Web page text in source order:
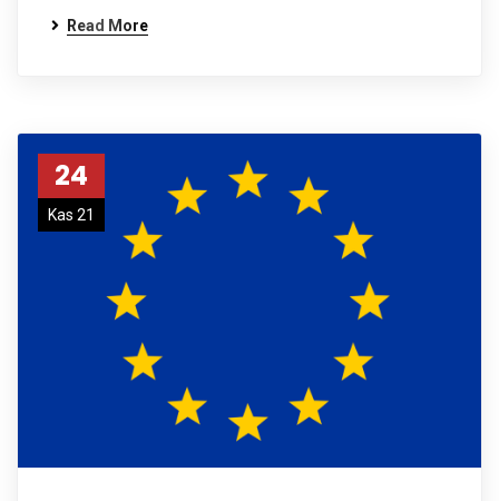
Read More
24
Kas 21